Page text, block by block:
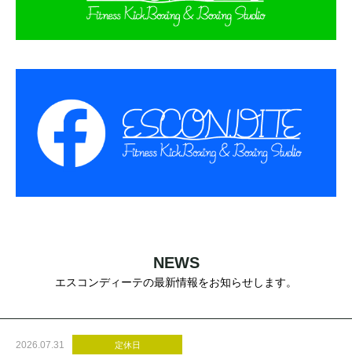
NEWS
エスコンディーテの最新情報をお知らせします。
2026.07.31 定休日